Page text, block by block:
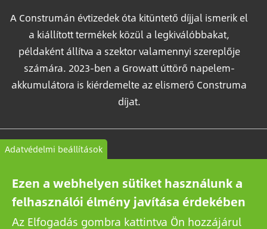
A Construmán évtizedek óta kitüntető díjjal ismerik el
a kiállított termékek közül a legkiválóbbakat,
példaként állítva a szektor valamennyi szereplője
számára. 2023-ben a Growatt úttörő napelem-
akkumulátora is kiérdemelte az elismerő Construma
díjat.
Kapcsolat
Adatkezelési tájékoztató
Adatvédelmi beállítások
Ezen a webhelyen sütiket használunk a
felhasználói élmény javítása érdekében
Az Elfogadás gombra kattintva Ön hozzájárul